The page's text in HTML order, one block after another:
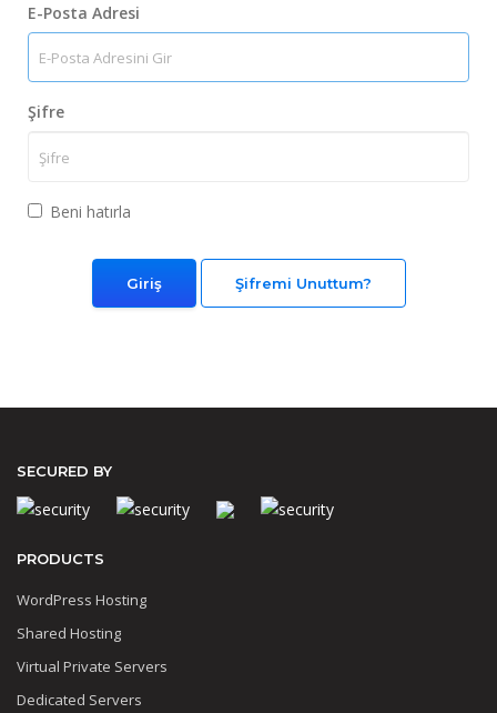
E-Posta Adresi
Şifre
Beni hatırla
Şifremi Unuttum?
SECURED BY
PRODUCTS
WordPress Hosting
Shared Hosting
Virtual Private Servers
Dedicated Servers